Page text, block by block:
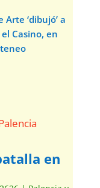
‘dibujó’ a
Casino, en
en